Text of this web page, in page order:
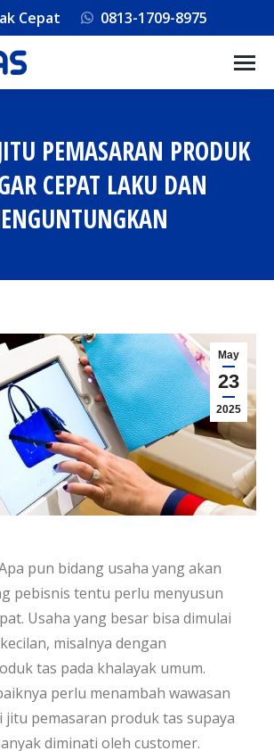
Cepat 0813-1709-8975
PEMASARAN PRODUK
CEPAT LAKU DAN
May
23
2025
pun bidang usaha yang akan
pebisnis tentu perlu menyusun
Usaha yang besar bisa dimulai
misalnya dengan
tas pada khalayak umum.
perlu menambah wawasan
pemasaran produk tas supaya
diminati oleh customer.